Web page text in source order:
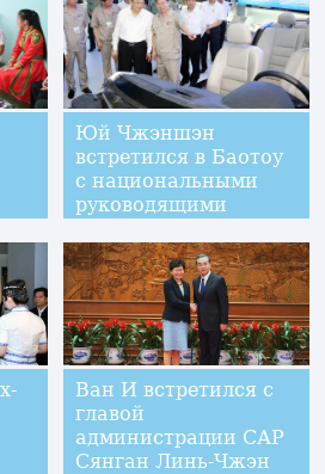
Юй Чжэншэн
встретился в Баотоу
с национальными
руководящими
Ван И встретился с
главой
администрации САР
Сянган Линь-Чжэн